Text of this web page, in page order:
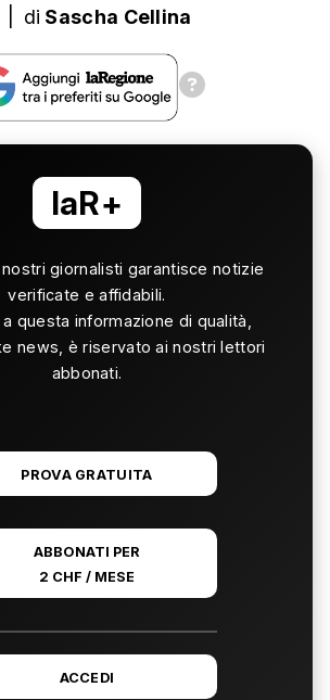
di Sascha Cellina
laR+
giornalisti garantisce notizie
verificate e affidabili.
a questa informazione di qualità,
news, è riservato ai nostri lettori
abbonati.
PROVA GRATUITA
ABBONATI PER
2 CHF / MESE
ACCEDI